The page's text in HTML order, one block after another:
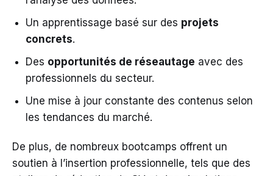
Un apprentissage basé sur des projets
concrets.
Des opportunités de réseautage avec des
professionnels du secteur.
Une mise à jour constante des contenus selon
les tendances du marché.
De plus, de nombreux bootcamps offrent un
soutien à l’insertion professionnelle, tels que des